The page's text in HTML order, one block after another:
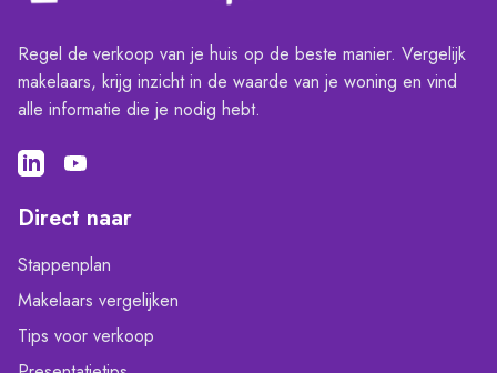
Regel de verkoop van je huis op de beste manier. Vergelijk
makelaars, krijg inzicht in de waarde van je woning en vind
alle informatie die je nodig hebt.
Direct naar
Stappenplan
Makelaars vergelijken
Tips voor verkoop